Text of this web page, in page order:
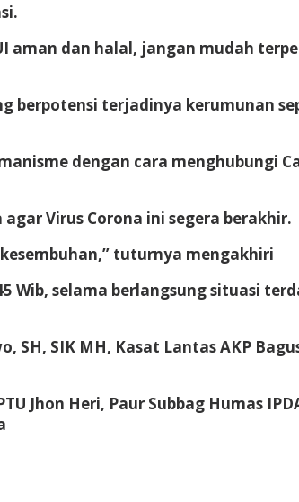
dan halal, jangan mudah
berpotensi terjadinya kerumunan
dengan cara menghubungi
Virus Corona ini segera berakhir.
tuturnya mengakhiri
Wib, selama berlangsung situasi
SIK MH, Kasat Lantas AKP
Jhon Heri, Paur Subbag Humas